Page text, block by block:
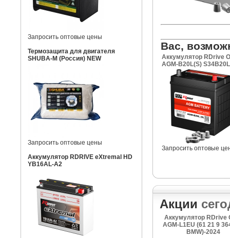
Запросить оптовые цены
Термозащита для двигателя
SHUBA-M (Россия) NEW
Запросить оптовые цены
Аккумулятор RDRIVE eXtremal HD
YB16AL-A2
Вас,
Аккумулятор RDrive
AGM-B20L(S)
Запросить оптовые
Акции
Аккумулятор RDrive
AGM-L1EU (61 21 9
BMW)-2024